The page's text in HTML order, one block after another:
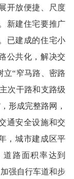
开放便捷、尺度
新建住宅要推广
已建成的住宅小
公共化，解决交
立“窄马路、密路
次干路和支路级
形成完整路网，
通安全设施和交
，城市建成区平
路面积率达到
强自行车道和步